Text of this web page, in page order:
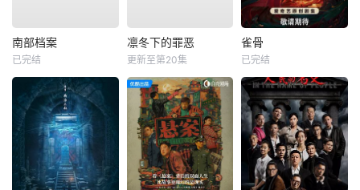
南部档案
已完结
凛冬下的罪恶
更新至第20集
雀骨
已完结